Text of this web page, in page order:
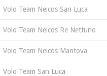
Volo Team Neicos San Luca
Volo Team Neicos Re Nettuno
Volo Team Neicos Mantova
Volo Team San Luca